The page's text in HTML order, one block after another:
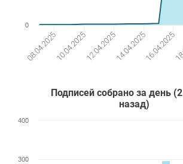
08.04.202510.04.202512.04.202514.04.202516.04.2025
0
Подписей собрано за день
назад)
300
400